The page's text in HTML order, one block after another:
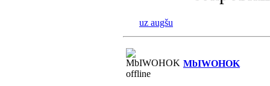
uz augšu
MbIWOHOK